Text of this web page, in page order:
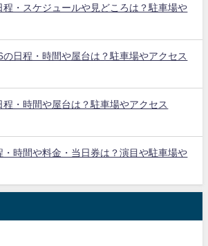
程・スケジュールや見どころは？駐車場や
日程・時間や屋台は？駐車場やアクセス
・時間や屋台は？駐車場やアクセス
時間や料金・当日券は？演目や駐車場や